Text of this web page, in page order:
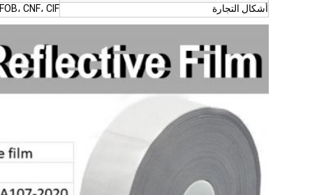
أشكال التجارة
FOB، CNF، CIF